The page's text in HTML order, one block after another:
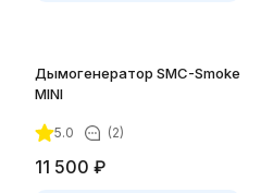
Дымогенератор SMC-Smoke
MINI
5.0 (2)
11 500 ₽